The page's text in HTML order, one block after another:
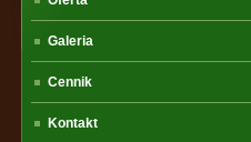
Galeria
Cennik
Kontakt